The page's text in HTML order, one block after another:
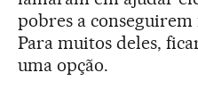
pobres a
Para muitos deles,
uma opção.